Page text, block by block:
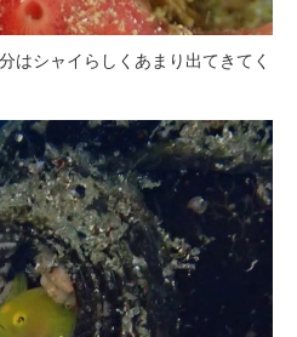
はシャイらしくあまり出てきてく